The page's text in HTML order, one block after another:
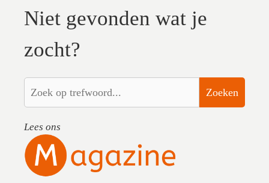
Niet gevonden wat je
zocht?
Zoeken
Lees ons